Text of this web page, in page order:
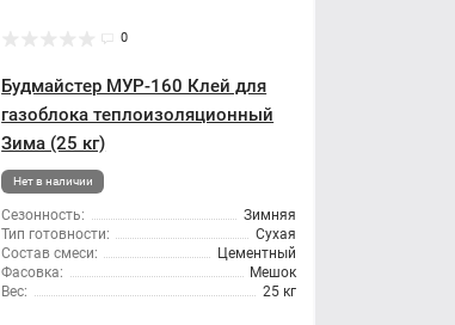
0
Будмайстер МУР-160 Клей для
газоблока теплоизоляционный
Зима (25 кг)
Нет в наличии
Сезонность:
Зимняя
Тип готовности:
Сухая
Состав смеси:
Цементный
Фасовка:
Мешок
Вес:
25 кг